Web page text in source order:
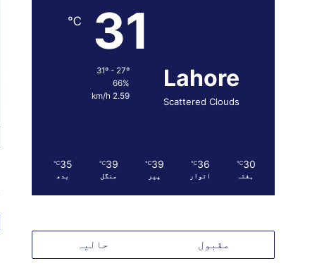
Lahore
Scattered Clouds
31
℃
31º - 27º
66%
2.59 km/h
30
℃
ہفتہ
36
℃
اتوار
39
℃
پیر
39
℃
منگل
35
℃
بدھ
مقبول حالیہ